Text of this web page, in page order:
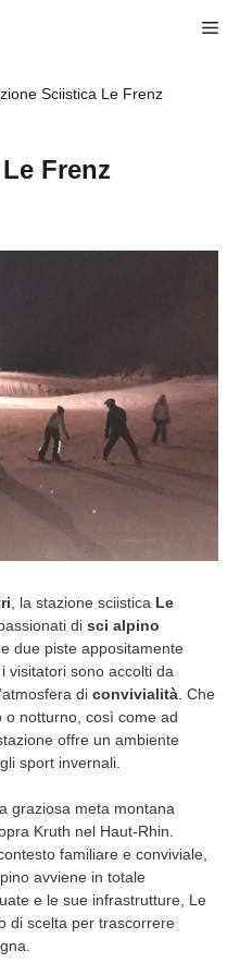
Sciistica Le Frenz
Frenz
, la stazione sciistica Le
di sci alpino
due piste appositamente
visitatori sono accolti da
di convivialità. Che
o notturno, così come ad
offre un ambiente
sport invernali.
graziosa meta montana
Kruth nel Haut-Rhin.
familiare e conviviale,
avviene in totale
e le sue infrastrutture, Le
di scelta per trascorrere